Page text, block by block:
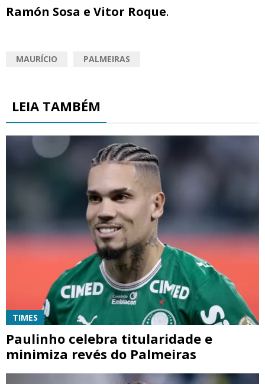
Ramón Sosa e Vitor Roque.
MAURÍCIO PALMEIRAS
LEIA TAMBÉM
TIMES
Paulinho celebra titularidade e
minimiza revés do Palmeiras